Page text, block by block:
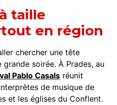
taille
en région
chercher une tête
soirée. À Prades, au
Pablo Casals réunit
de musique de
et les églises du Conflent.